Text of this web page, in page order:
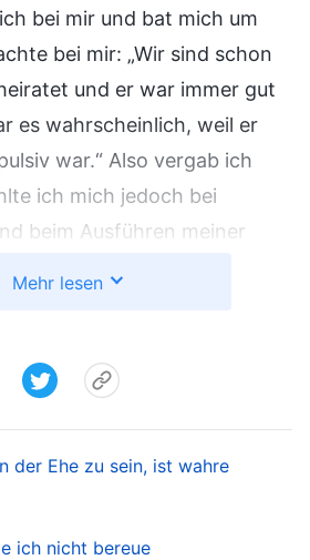
bei mir und bat mich um
bei mir: „Wir sind schon
und er war immer gut
es wahrscheinlich, weil er
war.“ Also vergab ich
ich mich jedoch bei
beim Ausführen meiner
Miene zu Hause war,
noch rücksichtsvoller zu
Mehr lesen
der Ehe zu sein, ist wahre
ich nicht bereue